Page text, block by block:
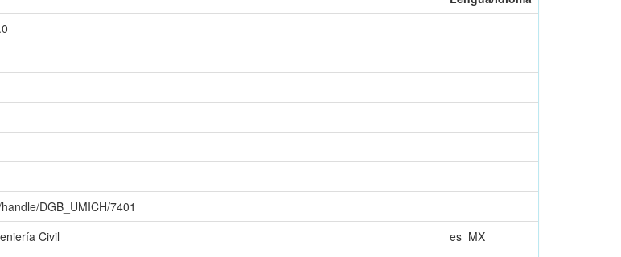
DGB_UMICH/7401
Civil
es_MX